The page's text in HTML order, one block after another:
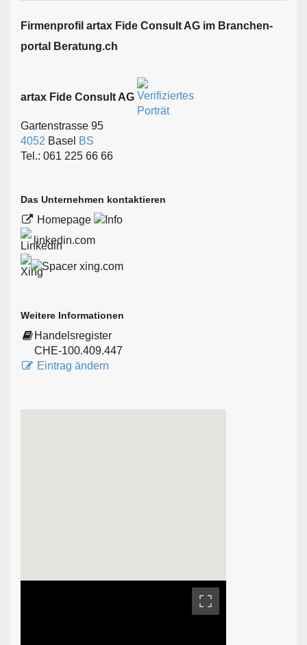
Firmen­profil artax Fide Consult AG im Branchen­
portal Beratung.ch
artax Fide Consult AG
Gartenstrasse 95
4052 Basel BS
Tel.: 061 225 66 66
Das Unternehmen kontaktieren
Homepage
linkedin.com
xing.com
Weitere Informationen
Handelsregister
CHE-100.409.447
Eintrag ändern